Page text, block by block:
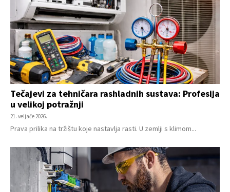
Tečajevi za tehničara rashladnih sustava: Profesija
u velikoj potražnji
21. veljače 2026.
Prava prilika na tržištu koje nastavlja rasti. U zemlji s klimom...